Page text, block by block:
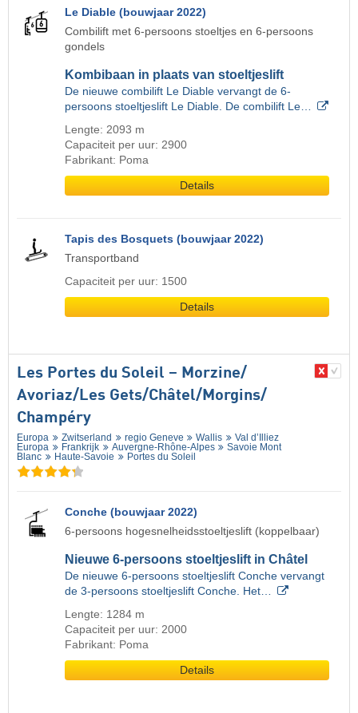
Le Diable (bouwjaar 2022)
Combilift met 6-persoons stoeltjes en 6-persoons
gondels
Kombibaan in plaats van stoeltjeslift
De nieuwe combilift Le Diable vervangt de 6-
persoons stoeltjeslift Le Diable. De combilift Le…
Lengte: 2093 m
Capaciteit per uur: 2900
Fabrikant: Poma
Details
Tapis des Bosquets (bouwjaar 2022)
Transportband
Capaciteit per uur: 1500
Details
Les Portes du Soleil – Morzine/​
Avoriaz/​Les Gets/​Châtel/​Morgins/​
Champéry
Europa Zwitserland regio Geneve Wallis
Val d’Illiez
Europa
Frankrijk Auvergne-Rhône-Alpes
Savoie Mont
Blanc
Haute-Savoie Portes du Soleil
Conche (bouwjaar 2022)
6-persoons hogesnelheidsstoeltjeslift (koppelbaar)
Nieuwe 6-persoons stoeltjeslift in Châtel
De nieuwe 6-persoons stoeltjeslift Conche vervangt
de 3-persoons stoeltjeslift Conche. Het…
Lengte: 1284 m
Capaciteit per uur: 2000
Fabrikant: Poma
Details